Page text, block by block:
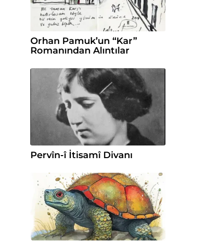
Orhan Pamuk’un “Kar”
Romanından Alıntılar
Pervîn-î İtisamî Divanı